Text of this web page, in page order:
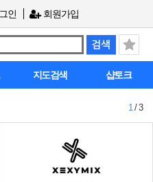
인 회원가입
지도검색 샵토크
1/ 3